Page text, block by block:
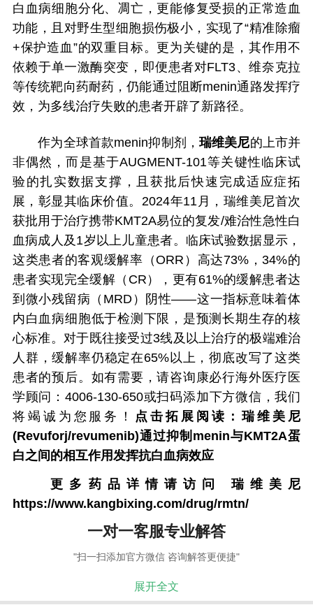
白血病细胞分化、凋亡，更能修复受损的正常造血
功能，且对野生型细胞损伤极小，实现了“精准除瘤
+保护造血”的双重目标。更为关键的是，其作用不
依赖于单一激酶突变，即便患者对FLT3、维奈克拉
等传统靶向药耐药，仍能通过阻断menin通路发挥疗
效，为多线治疗失败的患者开辟了新路径。
作为全球首款menin抑制剂， 瑞维美尼的上市并
非偶然，而是基于AUGMENT-101等关键性临床试
验的扎实数据支撑，且获批后快速完成适应症拓
展，彰显其临床价值。2024年11月，瑞维美尼首次
获批用于治疗携带KMT2A易位的复发/难治性急性白
血病成人及1岁以上儿童患者。临床试验数据显示，
这类患者的客观缓解率（ORR）高达73%，34%的
患者实现完全缓解（CR），更有61%的缓解患者达
到微小残留病（MRD）阴性——这一指标意味着体
内白血病细胞低于检测下限，是预测长期生存的核
心标准。对于既往接受过3线及以上治疗的极端难治
人群，缓解率仍稳定在65%以上，彻底改写了这类
患者的预后。如有需要，请咨询康必行海外医疗医
学顾问：4006-130-650或扫码添加下方微信，我们
将竭诚为您服务！ 点击拓展阅读：瑞维美尼
(Revuforj/revumenib)通过抑制menin与KMT2A蛋
白之间的相互作用发挥抗白血病效应
更多药品详情请访问 瑞维美尼
https://www.kangbixing.com/drug/rmtn/
一对一客服专业解答
"扫一扫添加官方微信 咨询解答更便捷"
展开全文